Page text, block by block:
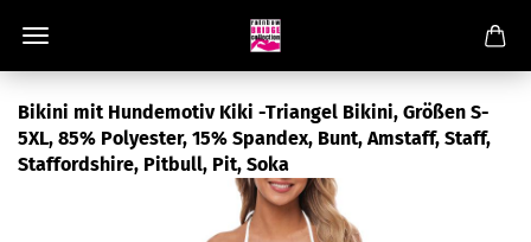
Bikini mit Hundemotiv Kiki -Triangel Bikini, Größen S-
5XL, 85% Polyester, 15% Spandex, Bunt, Amstaff, Staff,
Staffordshire, Pitbull, Pit, Soka